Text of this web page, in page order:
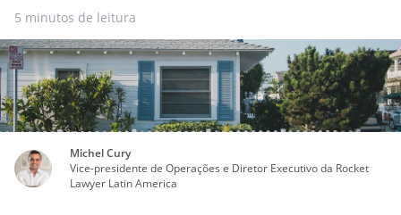
5 minutos de leitura
Michel Cury
Vice-presidente de Operações e Diretor Executivo da Rocket
Lawyer Latin America